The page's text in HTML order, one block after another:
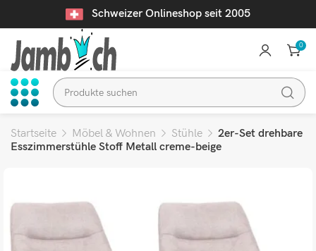
Schweizer Onlineshop seit 2005
0
Startseite Möbel & Wohnen Stühle
2er-Set drehbare
Esszimmerstühle Stoff Metall creme-beige